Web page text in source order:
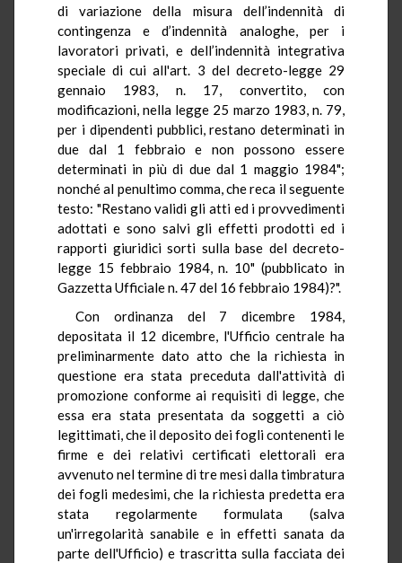
di variazione della misura dell’indennità di
contingenza e d’indennità analoghe, per i
lavoratori privati, e dell’indennità integrativa
speciale di cui all'art. 3 del decreto-legge 29
gennaio 1983, n. 17, convertito, con
modificazioni, nella legge 25 marzo 1983, n. 79,
per i dipendenti pubblici, restano determinati in
due dal 1 febbraio e non possono essere
determinati in più di due dal 1 maggio 1984";
nonché al penultimo comma, che reca il seguente
testo: "Restano validi gli atti ed i provvedimenti
adottati e sono salvi gli effetti prodotti ed i
rapporti giuridici sorti sulla base del decreto-
legge 15 febbraio 1984, n. 10" (pubblicato in
Gazzetta Ufficiale n. 47 del 16 febbraio 1984)?".
Con ordinanza del 7 dicembre 1984,
depositata il 12 dicembre, l'Ufficio centrale ha
preliminarmente dato atto che la richiesta in
questione era stata preceduta dall'attività di
promozione conforme ai requisiti di legge, che
essa era stata presentata da soggetti a ciò
legittimati, che il deposito dei fogli contenenti le
firme e dei relativi certificati elettorali era
avvenuto nel termine di tre mesi dalla timbratura
dei fogli medesimi, che la richiesta predetta era
stata regolarmente formulata (salva
un'irregolarità sanabile e in effetti sanata da
parte dell'Ufficio) e trascritta sulla facciata dei